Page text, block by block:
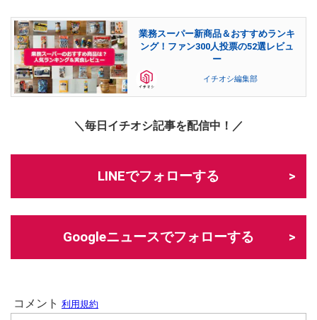
業務スーパー新商品＆おすすめランキ
ング！ファン300人投票の52選レビュ
ー
イチオシ編集部
＼毎日イチオシ記事を配信中！／
LINEでフォローする
Googleニュースでフォローする